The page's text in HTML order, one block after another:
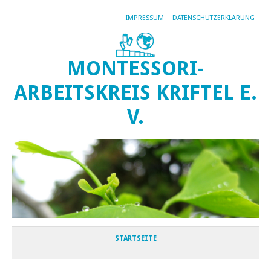
IMPRESSUM DATENSCHUTZERKLÄRUNG
MONTESSORI-
ARBEITSKREIS KRIFTEL E.
V.
STARTSEITE